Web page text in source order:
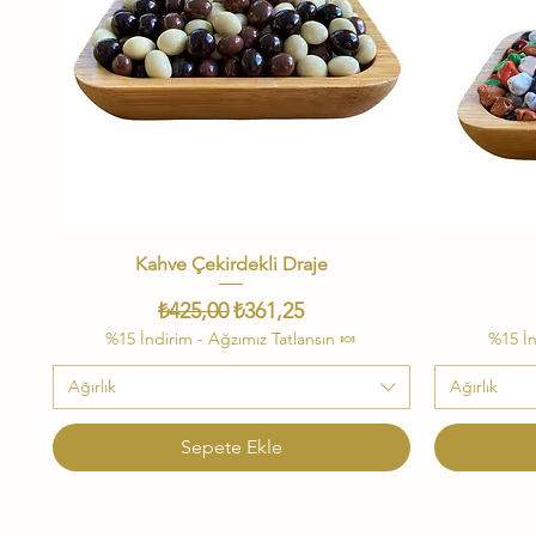
Hızlı Bakış
Kahve Çekirdekli Draje
Normal Fiyat
₺425,00İndirimli Fiyat
₺361,25
%15 İndirim - Ağzımız Tatlansın 🍬
Ağırlık
Sepete Ekle
%15
Ağırlık